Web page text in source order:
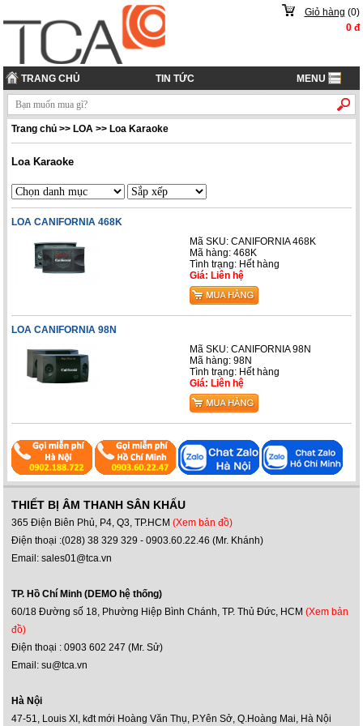
Giỏ hàng (0)
0đ
TRANG CHỦ TIN TỨC MENU
Trang chủ >>LOA >>Loa Karaoke
Loa Karaoke
LOA CANIFORNIA 468K
Mã SKU: CANIFORNIA 468K
Mã hàng: 468K
Tình trạng: Hết hàng
Giá: Liên hệ
LOA CANIFORNIA 98N
Mã SKU: CANIFORNIA 98N
Mã hàng: 98N
Tình trạng: Hết hàng
Giá: Liên hệ
THIẾT BỊ ÂM THANH SÂN KHẤU
365 Điện Biên Phủ, P4, Q3, TP.HCM(Xem bản đồ)
Điện thoại :(028) 38 329 329 - 0903.60.22.46 (Mr. Khánh)
Email: sales01@tca.vn
TP. Hồ Chí Minh (DEMO hệ thống)
60/18 Đường số 18, Phường Hiệp Bình Chánh, TP. Thủ Đức, HCM(Xem bản
đồ)
Điện thoại : 0903 602 247 (Mr. Sử)
Email: su@tca.vn
Hà Nội
47-51, Louis XI, kđt mới Hoàng Văn Thụ, P.Yên Sở, Q.Hoàng Mai, Hà Nội